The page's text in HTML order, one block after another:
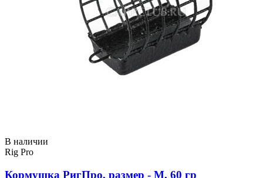
В наличии
Rig Pro
Кормушка РигПро, размер - M, 60 гр